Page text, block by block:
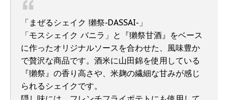
「まぜるシェイク 獺祭-DASSAI-」
「モスシェイク バニラ」と『獺祭甘酒』をベース
に作ったオリジナルソースを合わせた、風味豊か
で贅沢な商品です。酒米に山田錦を使用している
『獺祭』の香り高さや、米麹の繊細な甘みが感じ
られるシェイクです。